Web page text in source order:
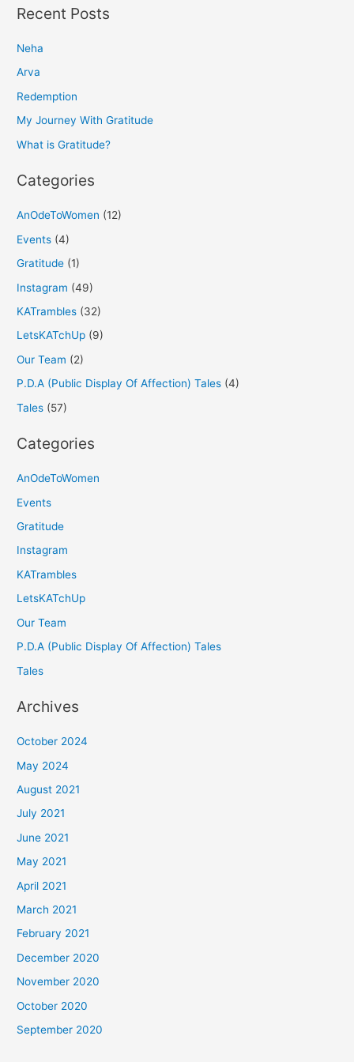
a
c
h
f
o
Recent Posts
Neha
Arva
Redemption
My Journey With Gratitude
What is Gratitude?
Categories
AnOdeToWomen (12)
Events (4)
Gratitude (1)
Instagram (49)
KATrambles (32)
LetsKATchUp (9)
Our Team (2)
P.D.A (Public Display Of Affection) Tales (4)
Tales (57)
Categories
AnOdeToWomen
Events
Gratitude
Instagram
KATrambles
LetsKATchUp
Our Team
P.D.A (Public Display Of Affection) Tales
Tales
Archives
October 2024
May 2024
August 2021
July 2021
June 2021
May 2021
April 2021
March 2021
February 2021
December 2020
November 2020
October 2020
September 2020